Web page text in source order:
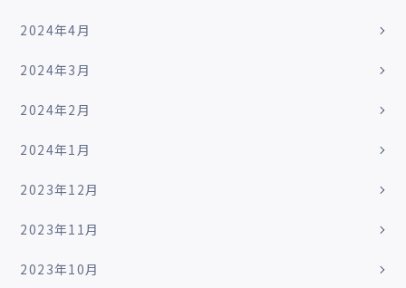
2024年4月
2024年3月
2024年2月
2024年1月
2023年12月
2023年11月
2023年10月